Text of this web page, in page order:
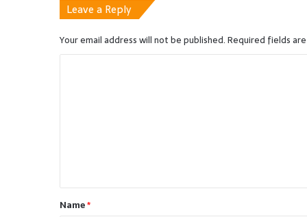
Leave a Reply
Your email address will not be published.Required fields
t
*Name*